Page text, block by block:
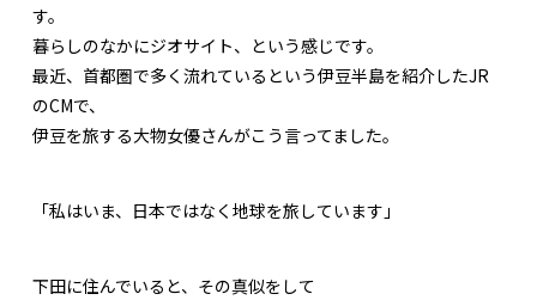
す。
暮らしのなかにジオサイト、という感じです。
最近、首都圏で多く流れているという伊豆半島を紹介したJR
のCMで、
伊豆を旅する大物女優さんがこう言ってました。
「私はいま、日本ではなく地球を旅しています」
下田に住んでいると、その真似をして